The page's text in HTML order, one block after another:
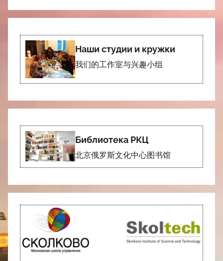
Наши студии и кружки
我们的工作室与兴趣小组
Библиотека РКЦ
北京俄罗斯文化中心图书馆